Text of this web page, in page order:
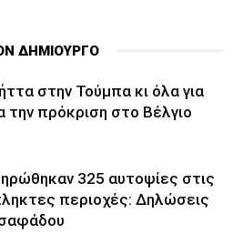
ΔΗΜΙΟΥΡΓΟ
στην Τούμπα κι όλα για
την πρόκριση στο Βέλγιο
325 αυτοψίες στις
περιοχές: Δηλώσεις